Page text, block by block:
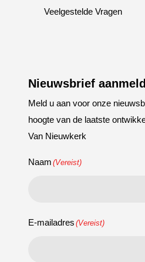
Veelgestelde Vragen
Nieuwsbrief
Meld u aan voor onze
hoogte van de laatste
Van Nieuwkerk
Naam (Vereist)
E-mailadres (Vereist)